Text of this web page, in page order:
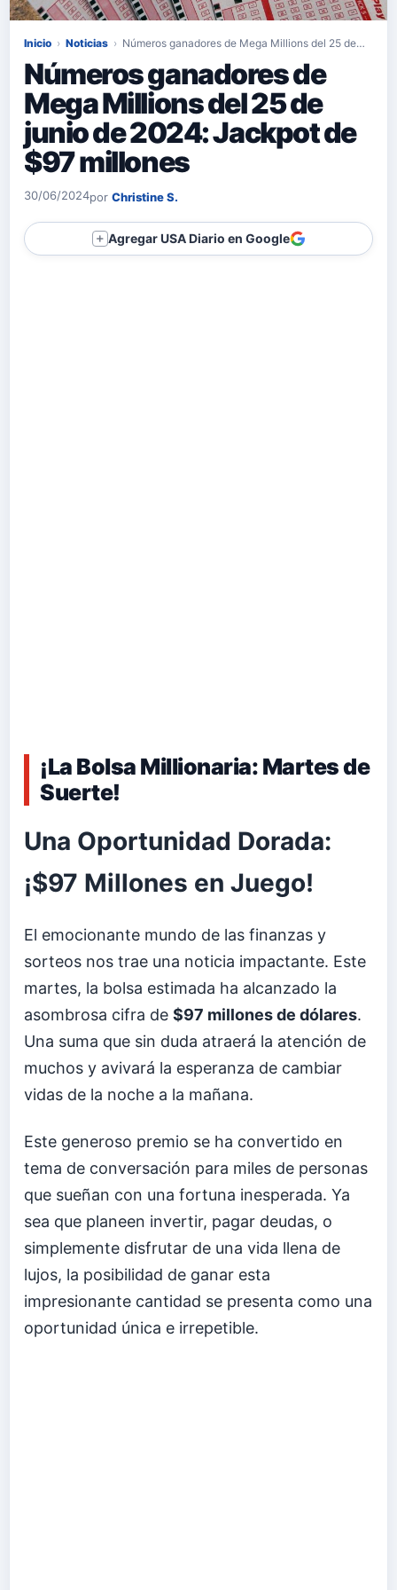
Inicio › Noticias › Números ganadores de Mega Millions del 25 de…
Números ganadores de
Mega Millions del 25 de
junio de 2024: Jackpot de
$97 millones
30/06/2024por Christine S.
＋ Agregar USA Diario en Google
¡La Bolsa Millionaria: Martes de
Suerte!
Una Oportunidad Dorada:
¡$97 Millones en Juego!
El emocionante mundo de las finanzas y
sorteos nos trae una noticia impactante. Este
martes, la bolsa estimada ha alcanzado la
asombrosa cifra de $97 millones de dólares.
Una suma que sin duda atraerá la atención de
muchos y avivará la esperanza de cambiar
vidas de la noche a la mañana.
Este generoso premio se ha convertido en
tema de conversación para miles de personas
que sueñan con una fortuna inesperada. Ya
sea que planeen invertir, pagar deudas, o
simplemente disfrutar de una vida llena de
lujos, la posibilidad de ganar esta
impresionante cantidad se presenta como una
oportunidad única e irrepetible.